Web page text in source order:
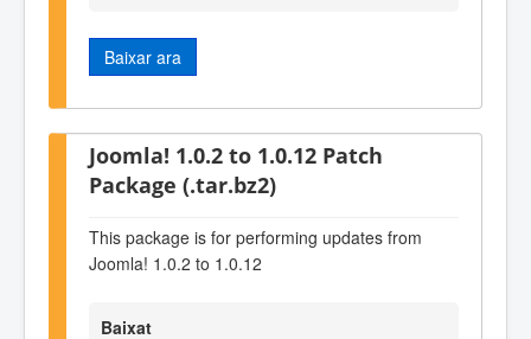
Baixar ara
Joomla! 1.0.2 to 1.0.12 Patch
Package (.tar.bz2)
This package is for performing updates from
Joomla! 1.0.2 to 1.0.12
Baixat